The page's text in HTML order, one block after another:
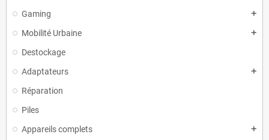
Gaming add
Mobilité Urbaine add
Destockage
Adaptateurs
add
Réparation
Piles
Appareils complets
add